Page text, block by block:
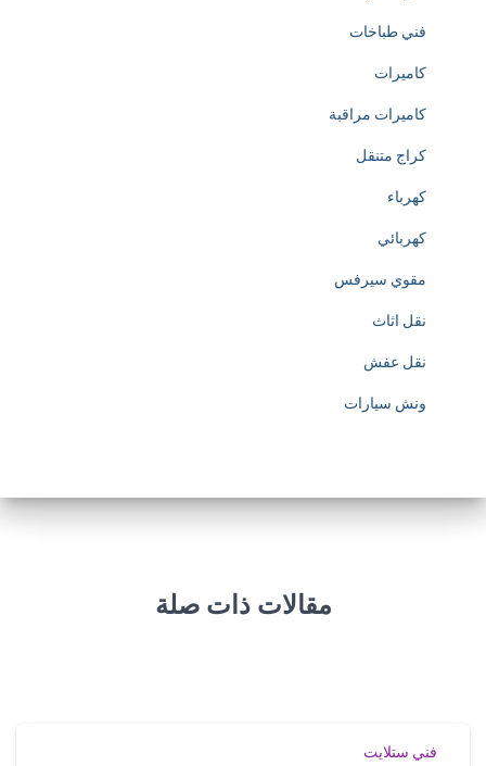
h
p
s
w
w
.
r
فني طباخات
كاميرات
كاميرات مراقبة
كراج متنقل
كهرباء
كهربائي
مقوي سيرفس
نقل اثاث
نقل عفش
ونش سيارات
مقالات ذات صلة
فني ستلايت